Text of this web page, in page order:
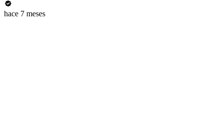
hace 7 meses